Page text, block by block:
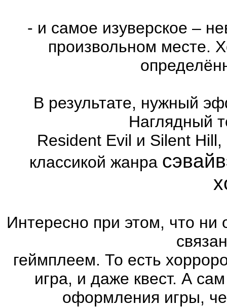
- и самое изуверское –
произвольном месте.
В результате, нужный
Наглядный
Resident Evil и Silent
классикой жанра
Интересно при этом, что ни
геймплеем. То есть
игра, и даже квест. А
оформления игры,